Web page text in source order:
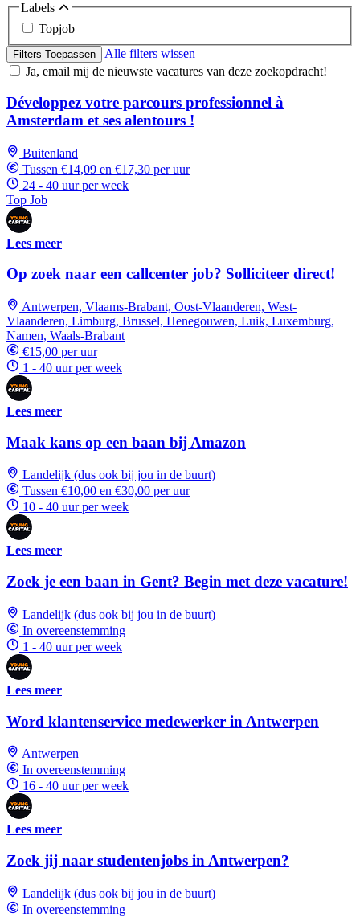
Labels
Topjob
Filters Toepassen
Alle filters wissen
Ja, email mij de nieuwste vacatures van deze zoekopdracht!
Développez votre parcours professionnel à
Amsterdam et ses alentours !
Buitenland
Tussen €14,09 en €17,30 per uur
24 - 40 uur per week
Top Job
Lees meer
Op zoek naar een callcenter job? Solliciteer direct!
Antwerpen, Vlaams-Brabant, Oost-Vlaanderen, West-
Vlaanderen, Limburg, Brussel, Henegouwen, Luik, Luxemburg,
Namen, Waals-Brabant
€15,00 per uur
1 - 40 uur per week
Lees meer
Maak kans op een baan bij Amazon
Landelijk (dus ook bij jou in de buurt)
Tussen €10,00 en €30,00 per uur
10 - 40 uur per week
Lees meer
Zoek je een baan in Gent? Begin met deze vacature!
Landelijk (dus ook bij jou in de buurt)
In overeenstemming
1 - 40 uur per week
Lees meer
Word klantenservice medewerker in Antwerpen
Antwerpen
In overeenstemming
16 - 40 uur per week
Lees meer
Zoek jij naar studentenjobs in Antwerpen?
Landelijk (dus ook bij jou in de buurt)
In overeenstemming